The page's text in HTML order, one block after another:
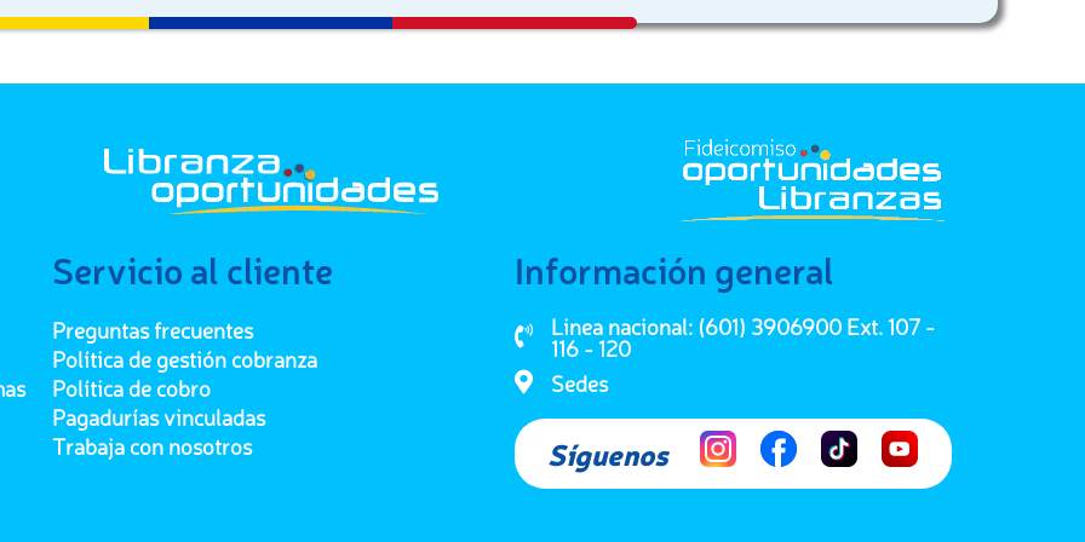
Servicio al cliente
Preguntas frecuentes
Política de gestión cobranza
Política de cobro
Pagadurías vinculadas
Trabaja con nosotros
Información general
Linea nacional: (601) 3906900 Ext. 107 -
116 - 120
Sedes
Síguenos I
n
F
a
T
i
Y
o